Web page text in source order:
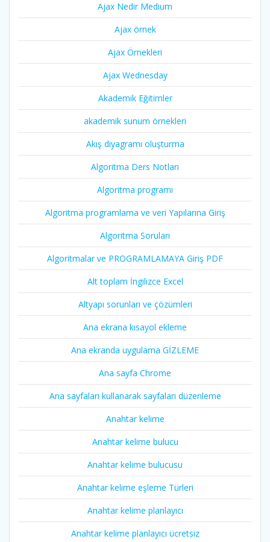
Ajax Nedir Medium
Ajax örnek
Ajax Örnekleri
Ajax Wednesday
Akademik Eğitimler
akademik sunum örnekleri
Akış diyagramı oluşturma
Algoritma Ders Notları
Algoritma programı
Algoritma programlama ve veri Yapılarına Giriş
Algoritma Soruları
Algoritmalar ve PROGRAMLAMAYA Giriş PDF
Alt toplam İngilizce Excel
Altyapı sorunları ve çözümleri
Ana ekrana kısayol ekleme
Ana ekranda uygulama GİZLEME
Ana sayfa Chrome
Ana sayfaları kullanarak sayfaları düzenleme
Anahtar kelime
Anahtar kelime bulucu
Anahtar kelime bulucusu
Anahtar kelime eşleme Türleri
Anahtar kelime planlayıcı
Anahtar kelime planlayıcı ücretsiz